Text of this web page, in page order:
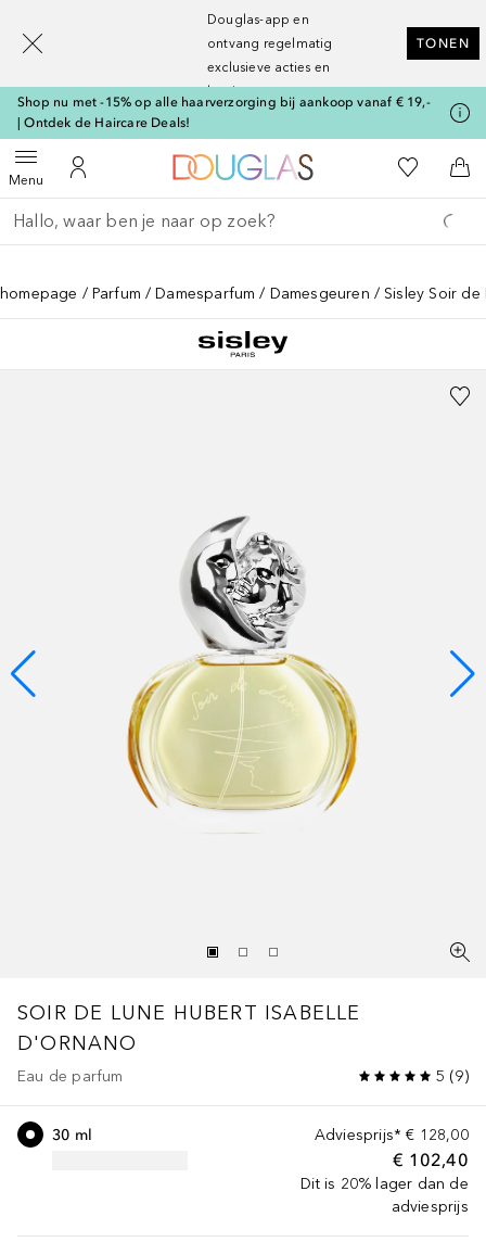
Douglas-app en
ontvang regelmatig
exclusieve acties en
kortingen
TONEN
Shop nu met -15% op alle haarverzorging bij aankoop vanaf € 19,-
| Ontdek de Haircare Deals!
MenuOpen menuNaar Mijn Account
Naar Douglas Home
Naar Mijn
Ga terug
Zoekopdracht uitvoeren
homepage Parfum Damesparfum Damesgeuren Sisley Soir
SOIR DE LUNE HUBERT ISABELLE
D'ORNANO
Eau de parfum 5 (9)
Adviesprijs* € 128,00
€ 102,40
Dit is 20% lager dan de
adviesprijs
30 ml
[navigation.slideout.screenreader]